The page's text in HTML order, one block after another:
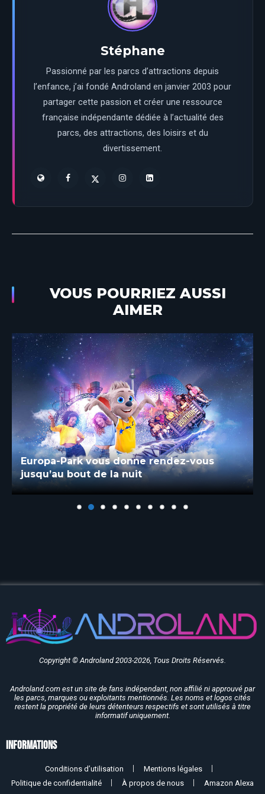
Stéphane
Passionné par les parcs d’attractions depuis
l’enfance, j’ai fondé Androland en janvier 2003 pour
partager cette passion et créer une ressource
française indépendante dédiée à l’actualité des
parcs, des attractions, des loisirs et du
divertissement.
VOUS POURRIEZ AUSSI
AIMER
Europa-Park vous donne rendez-vous
jusqu’au bout de la nuit
Copyright © Androland 2003-2026, Tous Droits Réservés.
Androland.com est un site de fans indépendant, non affilié ni approuvé par
les parcs, marques ou exploitants mentionnés. Les noms et logos cités
restent la propriété de leurs détenteurs respectifs et sont utilisés à titre
informatif uniquement.
Informations
Conditions d’utilisation
Mentions légales
Politique de confidentialité
À propos de nous Amazon Alexa